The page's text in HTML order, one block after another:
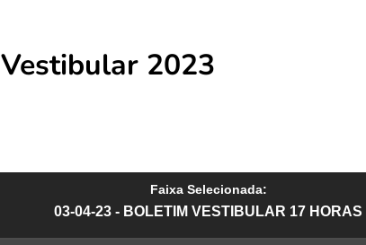
Vestibular 2023
Faixa Selecionada:
03-04-23 - BOLETIM VESTIBULAR 17 HORAS